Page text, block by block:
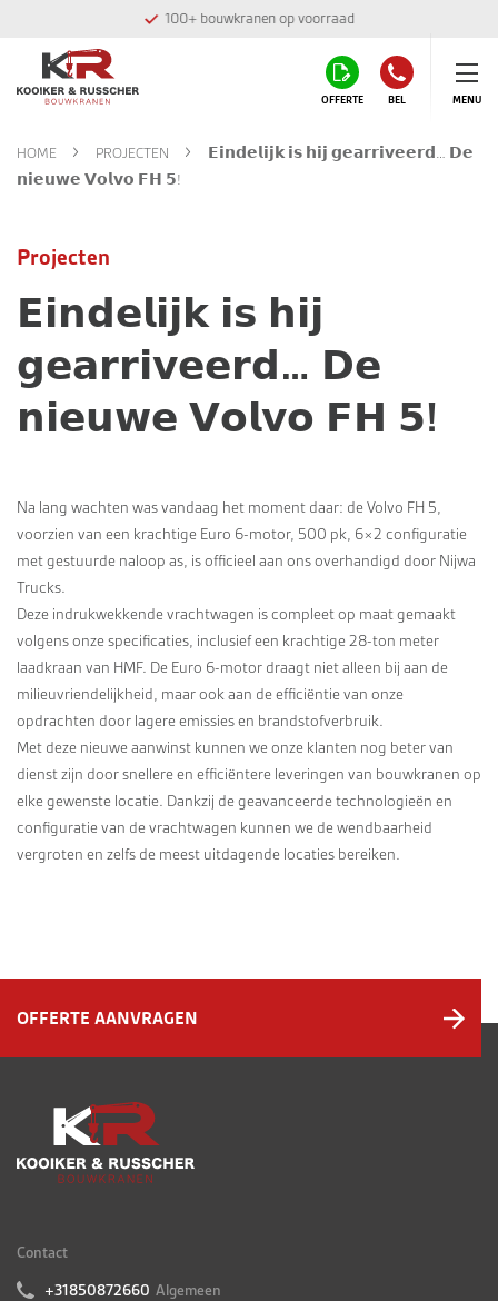
100+ bouwkranen op voorraad
OFFERTE BEL MENU
HOME PROJECTEN
𝗘𝗶𝗻𝗱𝗲𝗹𝗶𝗷𝗸 𝗶𝘀 𝗵𝗶𝗷 𝗴𝗲𝗮𝗿𝗿𝗶𝘃𝗲𝗲𝗿𝗱… 𝗗𝗲
𝗻𝗶𝗲𝘂𝘄𝗲 𝗩𝗼𝗹𝘃𝗼 𝗙𝗛 𝟱!
Projecten
𝗘𝗶𝗻𝗱𝗲𝗹𝗶𝗷𝗸 𝗶𝘀 𝗵𝗶𝗷
𝗴𝗲𝗮𝗿𝗿𝗶𝘃𝗲𝗲𝗿𝗱… 𝗗𝗲
𝗻𝗶𝗲𝘂𝘄𝗲 𝗩𝗼𝗹𝘃𝗼 𝗙𝗛 𝟱!
Na lang wachten was vandaag het moment daar: de Volvo FH 5,
voorzien van een krachtige Euro 6-motor, 500 pk, 6×2 configuratie
met gestuurde naloop as, is officieel aan ons overhandigd door Nijwa
Trucks.
Deze indrukwekkende vrachtwagen is compleet op maat gemaakt
volgens onze specificaties, inclusief een krachtige 28-ton meter
laadkraan van HMF. De Euro 6-motor draagt niet alleen bij aan de
milieuvriendelijkheid, maar ook aan de efficiëntie van onze
opdrachten door lagere emissies en brandstofverbruik.
Met deze nieuwe aanwinst kunnen we onze klanten nog beter van
dienst zijn door snellere en efficiëntere leveringen van bouwkranen op
elke gewenste locatie. Dankzij de geavanceerde technologieën en
configuratie van de vrachtwagen kunnen we de wendbaarheid
vergroten en zelfs de meest uitdagende locaties bereiken.
OFFERTE AANVRAGEN
Contact
+31850872660 Algemeen